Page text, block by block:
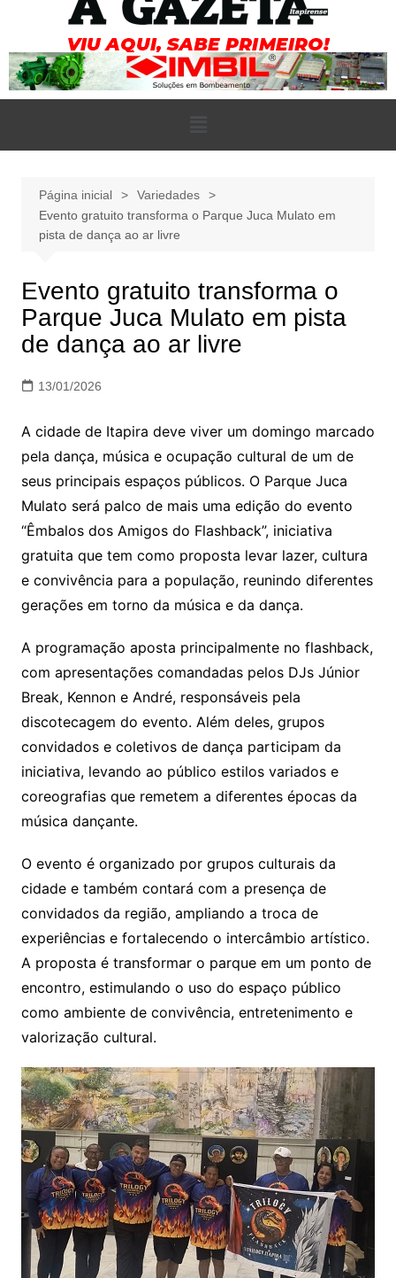
Página inicial
Variedades
Evento gratuito transforma o Parque Juca Mulato em
pista de dança ao ar livre
Evento gratuito transforma o
Parque Juca Mulato em pista
de dança ao ar livre
13/01/2026
A cidade de Itapira deve viver um domingo marcado
pela dança, música e ocupação cultural de um de
seus principais espaços públicos. O Parque Juca
Mulato será palco de mais uma edição do evento
“Êmbalos dos Amigos do Flashback”, iniciativa
gratuita que tem como proposta levar lazer, cultura
e convivência para a população, reunindo diferentes
gerações em torno da música e da dança.
A programação aposta principalmente no flashback,
com apresentações comandadas pelos DJs Júnior
Break, Kennon e André, responsáveis pela
discotecagem do evento. Além deles, grupos
convidados e coletivos de dança participam da
iniciativa, levando ao público estilos variados e
coreografias que remetem a diferentes épocas da
música dançante.
O evento é organizado por grupos culturais da
cidade e também contará com a presença de
convidados da região, ampliando a troca de
experiências e fortalecendo o intercâmbio artístico.
A proposta é transformar o parque em um ponto de
encontro, estimulando o uso do espaço público
como ambiente de convivência, entretenimento e
valorização cultural.